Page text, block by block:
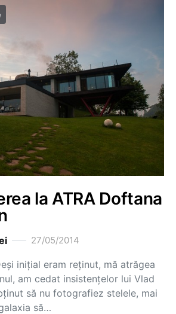
la ATRA Doftana
27/05/2014
inițial eram reținut, mă atrăgea
am cedat insistențelor lui Vlad
să nu fotografiez stelele, mai
să…